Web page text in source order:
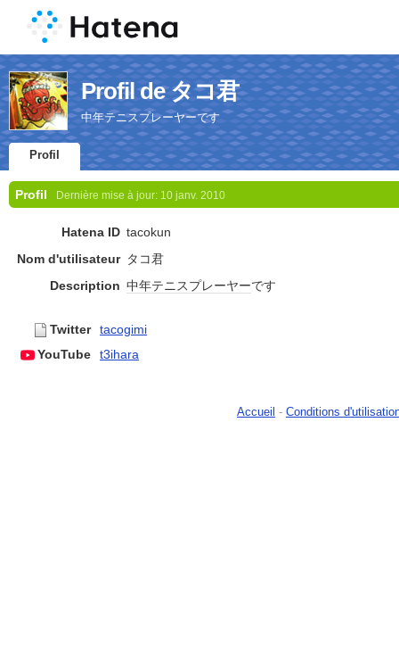
Profil de タコ君
中年テニスプレーヤーです
Profil
Profil Dernière mise à jour: 10 janv. 2010
Hatena ID tacokun
Nom d'utilisateur タコ君
Description 中年テニスプレーヤーです
Twitter
tacogimi
YouTube
t3ihara
Accueil - Conditions